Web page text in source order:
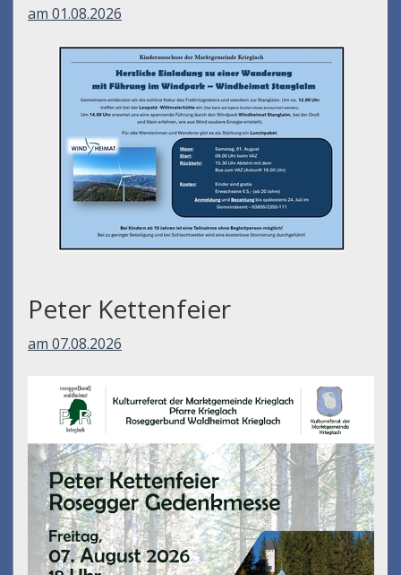
am 01.08.2026
Peter Kettenfeier
am 07.08.2026